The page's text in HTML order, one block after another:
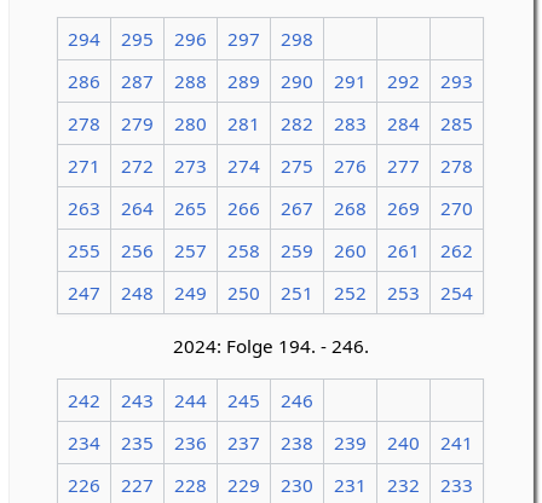
294 295 296 297
298
286
287 288 289 290 291 292
293
278
279 280 281 282 283 284
285
271
272 273 274 275 276 277
278
263
264 265 266 267 268 269
270
255
256 257 258 259 260 261
262
247
248 249 250 251 252 253 254
2024: Folge 194. - 246.
242 243 244 245
246
234
235 236 237 238 239 240
241
226
227 228 229 230 231 232
233